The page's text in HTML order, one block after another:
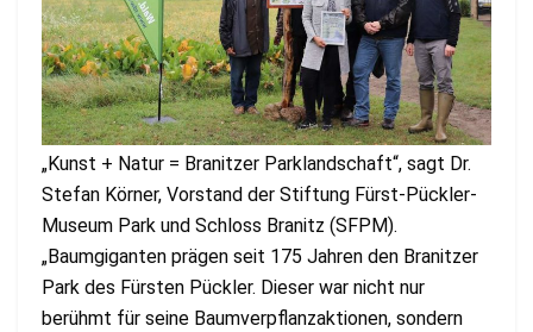
„Kunst + Natur = Branitzer Parklandschaft“, sagt Dr.
Stefan Körner, Vorstand der Stiftung Fürst-Pückler-
Museum Park und Schloss Branitz (SFPM).
„Baumgiganten prägen seit 175 Jahren den Branitzer
Park des Fürsten Pückler. Dieser war nicht nur
berühmt für seine Baumverpflanzaktionen, sondern